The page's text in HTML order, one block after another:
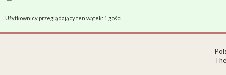
Użytkownicy przeglądający ten wątek: 1 gości